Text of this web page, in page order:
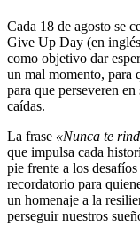
Cada 18 de agosto se
Give Up Day (en
como objetivo dar
un mal momento, para
para que perseveren
caídas.
La frase «Nunca te
que impulsa cada
pie frente a los
recordatorio para
un homenaje a la
perseguir nuestros